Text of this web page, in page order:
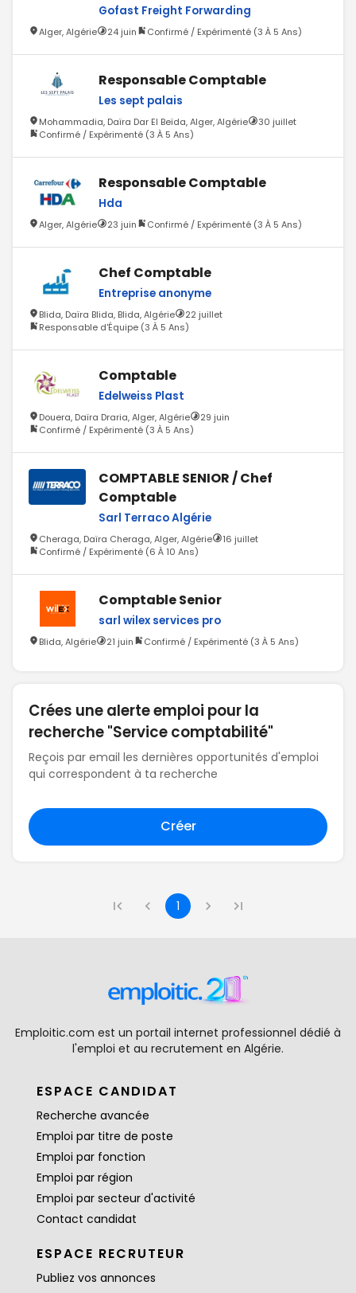
Gofast Freight Forwarding
Alger, Algérie 24 juin Confirmé / Expérimenté (3 À 5 Ans)
Responsable Comptable
Les sept palais
Mohammadia, Daïra Dar El Beïda, Alger, Algérie
30 juillet
Confirmé / Expérimenté (3 À 5 Ans)
Responsable Comptable
Hda
Alger, Algérie 23 juin Confirmé / Expérimenté (3 À 5 Ans)
Chef Comptable
Entreprise anonyme
Blida, Daïra Blida, Blida, Algérie
22 juillet
Responsable d'Équipe (3 À 5 Ans)
Comptable
Edelweiss Plast
Douera, Daïra Draria, Alger, Algérie
29 juin
Confirmé / Expérimenté (3 À 5 Ans)
COMPTABLE SENIOR / Chef
Comptable
Sarl Terraco Algérie
Cheraga, Daïra Cheraga, Alger, Algérie
16 juillet
Confirmé / Expérimenté (6 À 10 Ans)
Comptable Senior
sarl wilex services pro
Blida, Algérie 21 juin Confirmé / Expérimenté (3 À 5 Ans)
Crées une alerte emploi pour la
recherche "Service comptabilité"
Reçois par email les dernières opportunités d'emploi
qui correspondent à ta recherche
Créer
1
Emploitic.com est un portail internet professionnel dédié à
l'emploi et au recrutement en Algérie.
ESPACE CANDIDAT
Recherche avancée
Emploi par titre de poste
Emploi par fonction
Emploi par région
Emploi par secteur d'activité
Contact candidat
ESPACE RECRUTEUR
Publiez vos annonces